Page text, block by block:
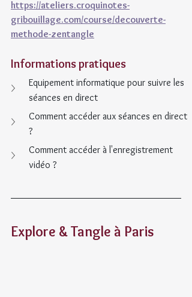
https://ateliers.croquinotes-
gribouillage.com/course/decouverte-
methode-zentangle
Informations pratiques
Equipement informatique pour suivre les
séances en direct
Comment accéder aux séances en direct
?
Comment accéder à l'enregistrement
vidéo ?
Explore & Tangle à Paris